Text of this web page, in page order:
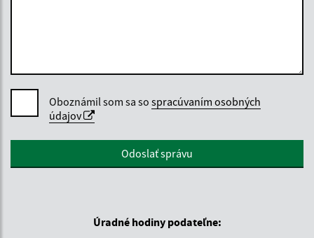
Oboznámil som sa so spracúvaním osobných
údajov
Google reCaptcha ResponseOdoslať správu
Úradné hodiny podateľne: